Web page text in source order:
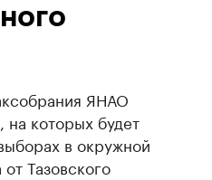
ЯНАО
которых будет
в окружной
Тазовского